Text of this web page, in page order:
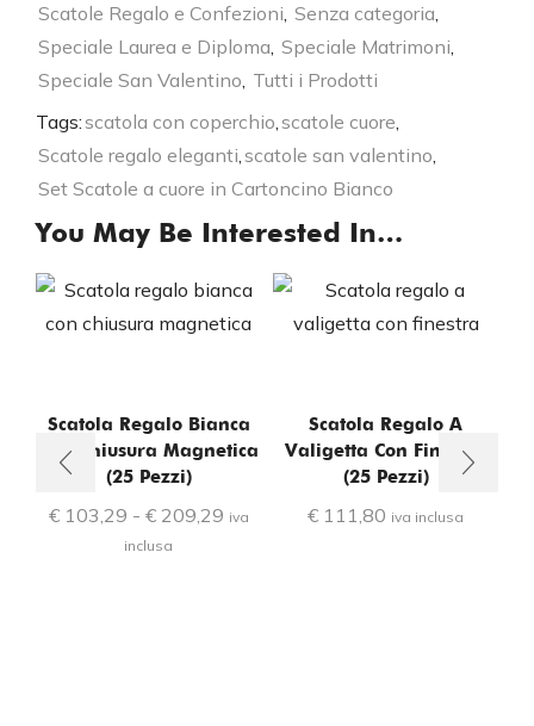
Scatole Regalo e Confezioni, Senza categoria,
Speciale Laurea e Diploma, Speciale Matrimoni,
Speciale San Valentino, Tutti i Prodotti
Tags:scatola con coperchio,scatole cuore,
Scatole regalo eleganti,scatole san valentino,
Set Scatole a cuore in Cartoncino Bianco
You May Be Interested In…
Scatola Regalo Bianca
Con Chiusura Magnetica
(25 Pezzi)
€103,29 - €209,29 iva
inclusa
Scatola Regalo A
Valigetta Con Finestra
(25 Pezzi)
€ 111,80 iva inclusa